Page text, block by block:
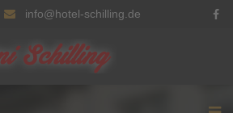
info@hotel-schilling.de